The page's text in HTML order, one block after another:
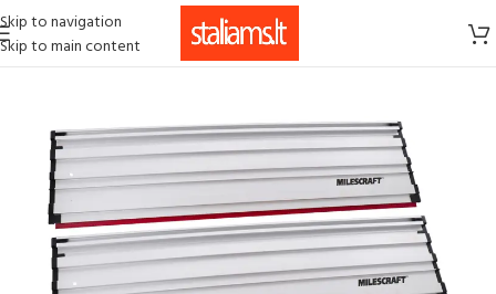
Skip to navigation
Skip to main content